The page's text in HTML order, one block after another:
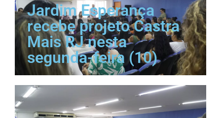
Jardim Esperança
recebe projeto Castra
Mais RJ nesta
segunda-feira (10)